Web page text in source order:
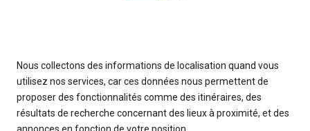
Nous collectons des informations de localisation quand vous
utilisez nos services, car ces données nous permettent de
proposer des fonctionnalités comme des itinéraires, des
résultats de recherche concernant des lieux à proximité, et des